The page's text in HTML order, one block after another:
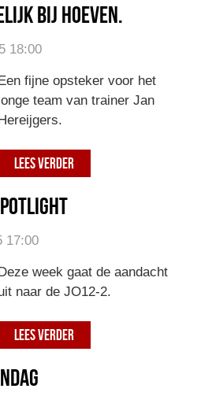
bij Hoeven.
18:00
Een fijne opsteker voor het
team van trainer Jan
Hereijgers.
LEES VERDER
17:00
Deze week gaat de aandacht
naar de JO12-2.
LEES VERDER